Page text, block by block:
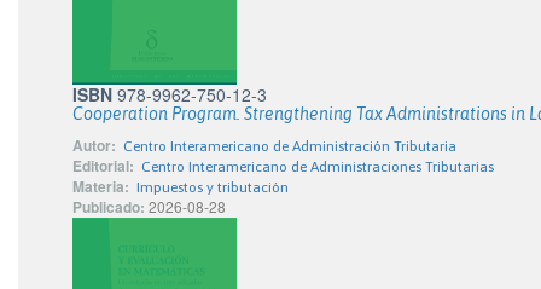
ISBN 978-9962-750-12-3
Cooperation Program. Strengthening Tax Administrations in
Autor: Centro Interamericano de Administración Tributaria
Editorial: Centro Interamericano de Administraciones Tributarias
Materia: Impuestos y tributación
Publicado: 2026-08-28